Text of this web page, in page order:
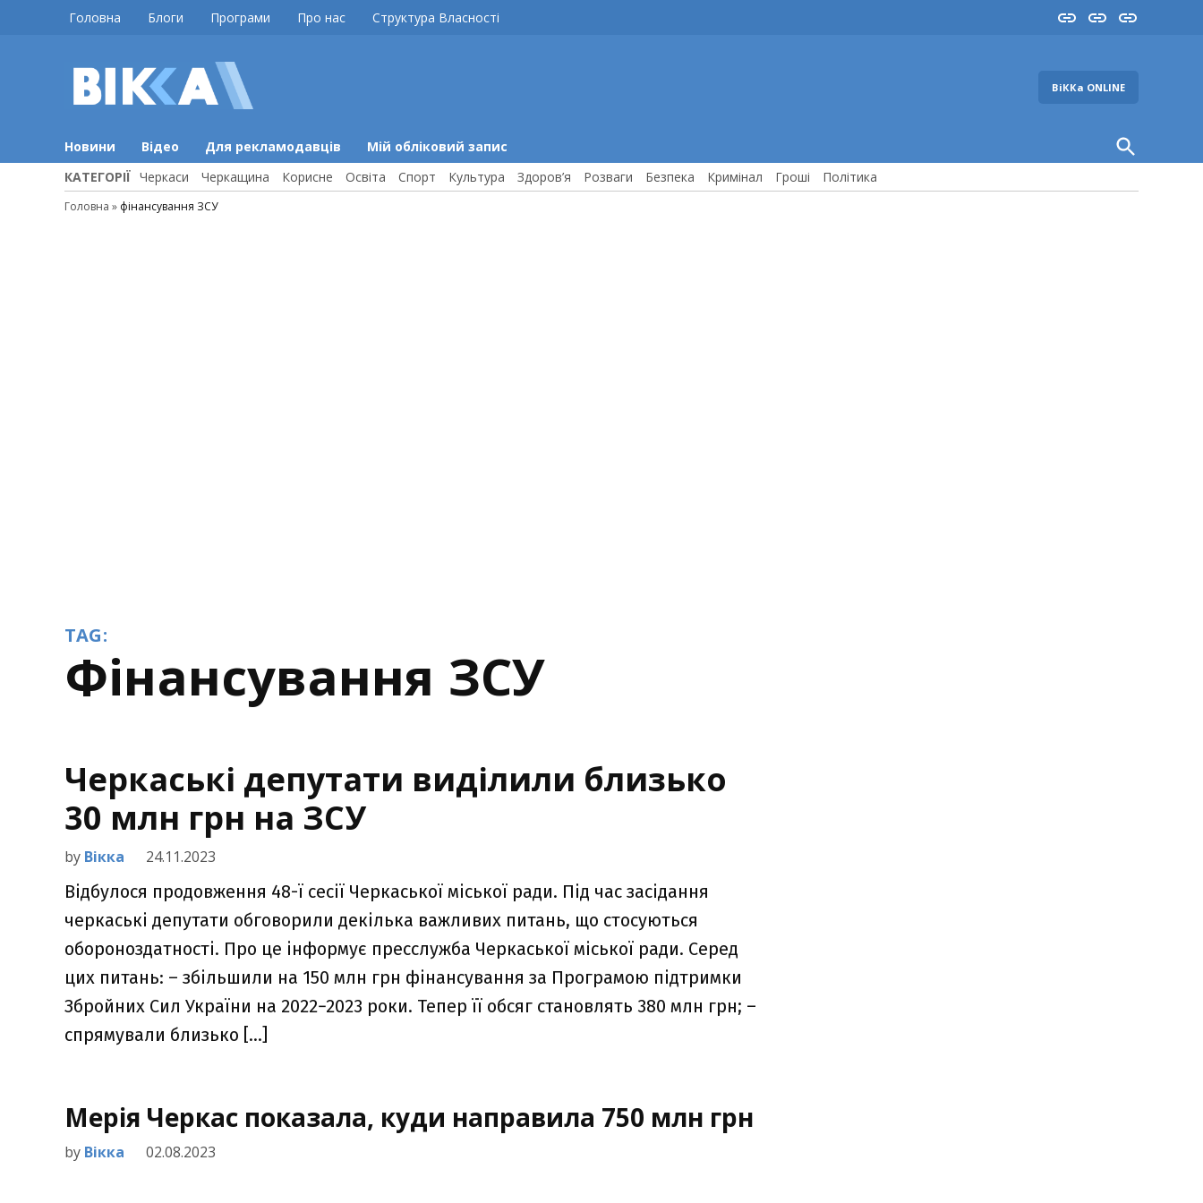
Головна Блоги Програми Про нас Структура Власності InstaYouTube
FB
ВіККа ONLINE
Новини Відео Для рекламодавців Мій обліковий запис
Open
Search
КАТЕГОРІЇ Черкаси Черкащина Корисне Освіта Спорт Культура Здоров’я Розваги Безпека Кримінал Гроші Політика
Головна » фінансування ЗСУ
TAG:
фінансування ЗСУ
Черкаські депутати виділили близько
30 млн грн на ЗСУ
by Вікка 24.11.2023
Відбулося продовження 48-ї сесії Черкаської міської ради. Під час засідання
черкаські депутати обговорили декілька важливих питань, що стосуються
обороноздатності. Про це інформує пресслужба Черкаської міської ради. Серед
цих питань: – збільшили на 150 млн грн фінансування за Програмою підтримки
Збройних Сил України на 2022−2023 роки. Тепер її обсяг становлять 380 млн грн; –
спрямували близько […]
Мерія Черкас показала, куди направила 750 млн грн
by Вікка 02.08.2023